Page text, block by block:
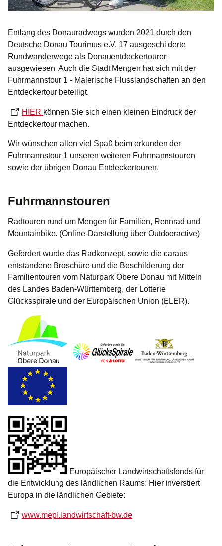
Entlang des Donauradwegs wurden 2021 durch den
Deutsche Donau Tourimus e.V. 17 ausgeschilderte
Rundwanderwege als Donauentdeckertouren
ausgewiesen. Auch die Stadt Mengen hat sich mit der
Fuhrmannstour 1 - Malerische Flusslandschaften an den
Entdeckertour beteiligt.
HIER können Sie sich einen kleinen Eindruck der
Entdeckertour machen.
Wir wünschen allen viel Spaß beim erkunden der
Fuhrmannstour 1 unseren weiteren Fuhrmannstouren
sowie der übrigen Donau Entdeckertouren.
Fuhrmannstouren
Radtouren rund um Mengen für Familien, Rennrad und
Mountainbike. (Online-Darstellung über Outdooractive)
Gefördert wurde das Radkonzept, sowie die daraus
entstandene Broschüre und die Beschilderung der
Familientouren vom Naturpark Obere Donau mit Mitteln
des Landes Baden-Württemberg, der Lotterie
Glücksspirale und der Europäischen Union (ELER).
Europäischer Landwirtschaftsfonds für
die Entwicklung des ländlichen Raums: Hier inverstiert
Europa in die ländlichen Gebiete:
www.mepl.landwirtschaft-bw.de